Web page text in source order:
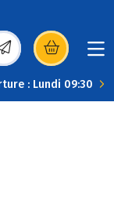
dans une
: Lundi 09:30